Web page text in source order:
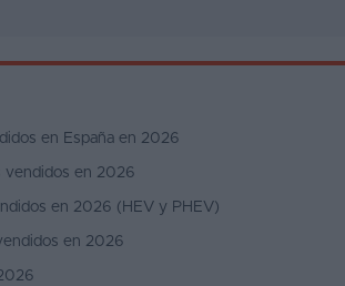
en España en 2026
vendidos en 2026
en 2026 (HEV y PHEV)
en 2026